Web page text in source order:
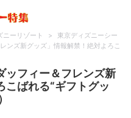
ニーリゾート >
東京ディズニーシー
ンズ新グッズ」情報解禁！絶対よろこ
ッフィー＆フレンズ新
こばれる“ギフトグッ